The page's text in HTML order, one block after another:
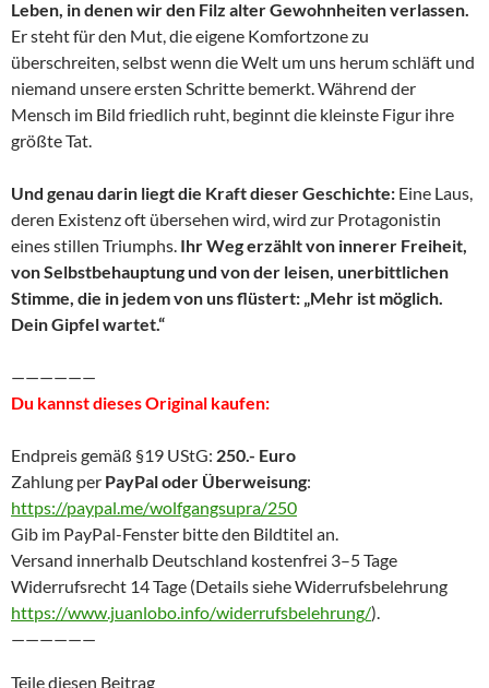
Leben, in denen wir den Filz alter Gewohnheiten verlassen.
Er steht für den Mut, die eigene Komfortzone zu
überschreiten, selbst wenn die Welt um uns herum schläft und
niemand unsere ersten Schritte bemerkt. Während der
Mensch im Bild friedlich ruht, beginnt die kleinste Figur ihre
größte Tat.
Und genau darin liegt die Kraft dieser Geschichte: Eine Laus,
deren Existenz oft übersehen wird, wird zur Protagonistin
eines stillen Triumphs. Ihr Weg erzählt von innerer Freiheit,
von Selbstbehauptung und von der leisen, unerbittlichen
Stimme, die in jedem von uns flüstert: „Mehr ist möglich.
Dein Gipfel wartet.“
——————
Du kannst dieses Original kaufen:
Endpreis gemäß §19 UStG: 250.- Euro
Zahlung per PayPal oder Überweisung:
https://paypal.me/wolfgangsupra/250
Gib im PayPal-Fenster bitte den Bildtitel an.
Versand innerhalb Deutschland kostenfrei 3–5 Tage
Widerrufsrecht 14 Tage (Details siehe Widerrufsbelehrung
https://www.juanlobo.info/widerrufsbelehrung/).
——————
Teile diesen Beitrag